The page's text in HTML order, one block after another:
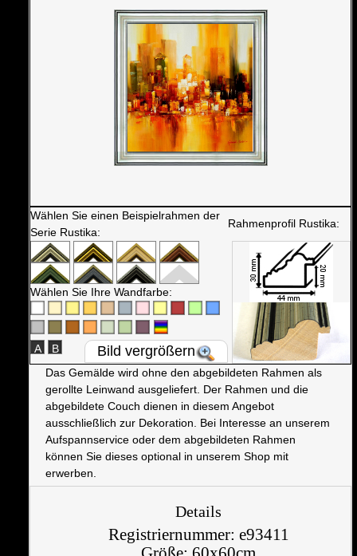
Wählen Sie einen Beispielrahmen der
Serie Rustika:
Rahmenprofil Rustika:
Wählen Sie Ihre Wandfarbe:
A B Bild vergrößern
Das Gemälde wird ohne den abgebildeten Rahmen als
gerollte Leinwand ausgeliefert. Der Rahmen und die
abgebildete Couch dienen in diesem Angebot
ausschließlich zur Dekoration. Bei Interesse an unserem
Aufspannservice oder dem abgebildeten Rahmen
können Sie dieses optional in unserem Shop mit
erwerben.
Details
Registriernummer: e93411